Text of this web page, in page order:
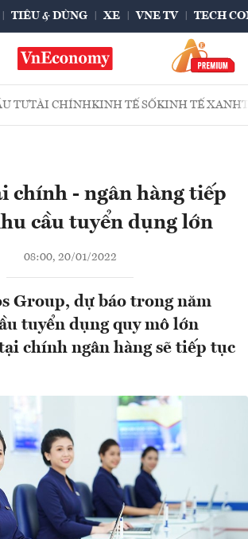
TIÊU & DÙNG XE VNE TV TECH
TƯTÀI CHÍNHKINH TẾ SỐKINH TẾ XANH
chính - ngân hàng tiếp
cầu tuyển dụng lớn
08:00, 20/01/2022
Group, dự báo trong năm
tuyển dụng quy mô lớn
chính ngân hàng sẽ tiếp tục